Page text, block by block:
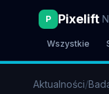
P Pixelift
Wszystkie
Aktualności/